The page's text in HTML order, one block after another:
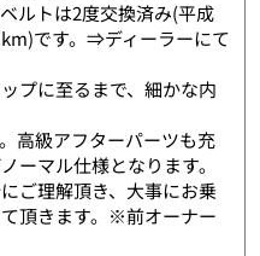
ルトは2度交換済み(平成
です。⇒ディーラーにて
プに至るまで、細かな内
高級アフターパーツも充
ーマル仕様となります。
ご理解頂き、大事にお乗
頂きます。※前オーナー